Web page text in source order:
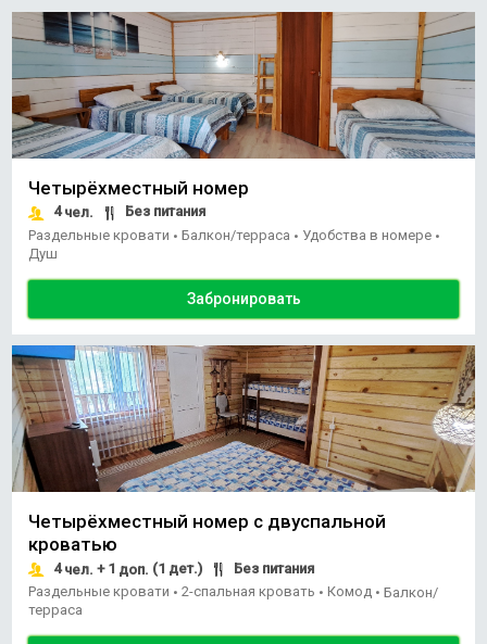
Четырёхместный номер
4чел.
Без питания
Раздельные кровати • Балкон/терраса • Удобства в номере •
Душ
Забронировать
Четырёхместный номер с двуспальной
кроватью
4чел. + 1 доп. (1 дет.)
Без питания
Раздельные кровати • 2-спальная кровать • Комод • Балкон/
терраса